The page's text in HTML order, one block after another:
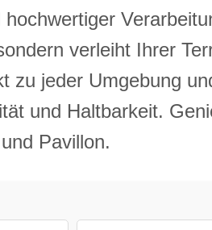
verleiht Ihrer
zu jeder Umgebung
und Haltbarkeit.
Pavillon.